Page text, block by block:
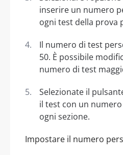
inserire un numero
ogni test della prova
Il numero di test
50. È possibile
numero di test
Selezionate il
il test con un
ogni sezione.
Impostare il numero